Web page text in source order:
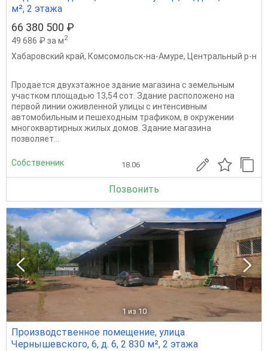
м², 2 этажа
66 380 500 ₽
49 686 ₽ за м2
Хабаровский край, Комсомольск-на-Амуре, Центральный р-н
Продается двухэтажное здание магазина с земельным
участком площадью 13,54 сот. Здание расположено на
первой линии оживленной улицы с интенсивным
автомобильным и пешеходным трафиком, в окружении
многоквартирных жилых домов. Здание магазина
позволяет...
Собственник 18.06
Позвонить
1 из 10
Производственное помещение, улица
Чернышевского, 6, д. 6, 2 830 м², 2 этажа